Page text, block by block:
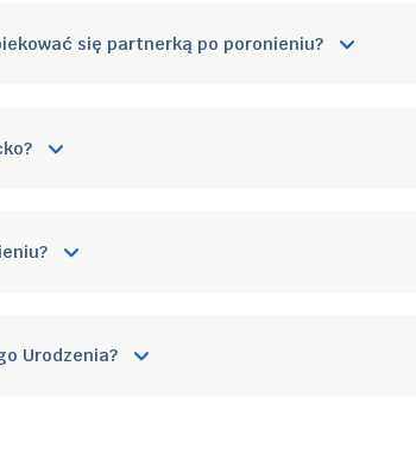
się partnerką po poronieniu?
Urodzenia?